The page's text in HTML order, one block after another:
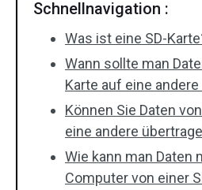
Schnellnavigation :
Was ist eine SD-
Wann sollte man
Karte auf eine
Können Sie Daten
eine andere
Wie kann man Daten
Computer von einer